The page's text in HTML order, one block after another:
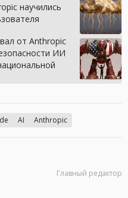
научились
от Anthropic
ИИ
AI Anthropic
Главный редактор